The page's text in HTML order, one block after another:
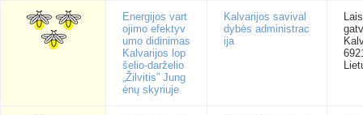
Energijos vart
ojimo efektyv
umo didinimas
Kalvarijos lop
šelio-darželio
„Žilvitis” Jung
ėnų skyriuje
Kalvarijos savival
dybės administrac
ija